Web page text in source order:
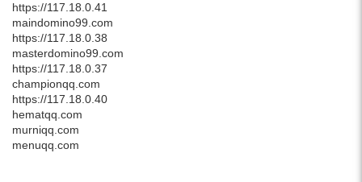
https://117.18.0.41
maindomino99.com
https://117.18.0.38
masterdomino99.com
https://117.18.0.37
championqq.com
https://117.18.0.40
hematqq.com
murniqq.com
menuqq.com